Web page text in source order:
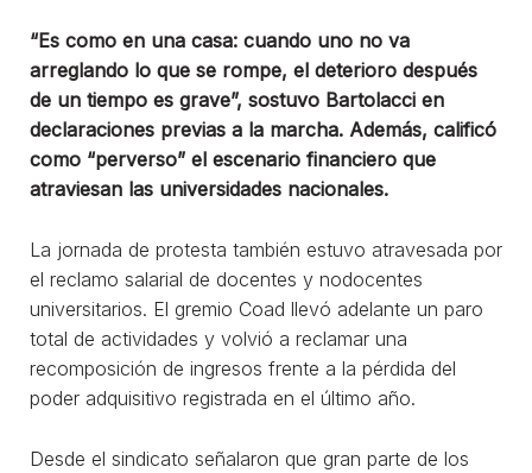
“Es como en una casa: cuando uno no va
arreglando lo que se rompe, el deterioro después
de un tiempo es grave”, sostuvo Bartolacci en
declaraciones previas a la marcha. Además, calificó
como “perverso” el escenario financiero que
atraviesan las universidades nacionales.
La jornada de protesta también estuvo atravesada por
el reclamo salarial de docentes y nodocentes
universitarios. El gremio Coad llevó adelante un paro
total de actividades y volvió a reclamar una
recomposición de ingresos frente a la pérdida del
poder adquisitivo registrada en el último año.
Desde el sindicato señalaron que gran parte de los